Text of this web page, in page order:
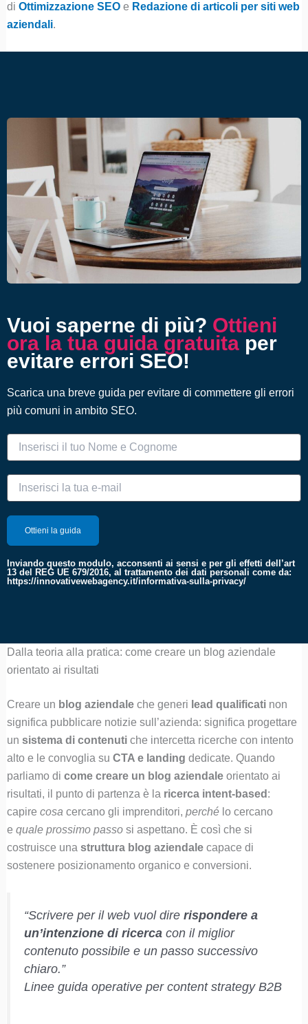
di Ottimizzazione SEOe Redazione di articoli per siti web
aziendali.
Vuoi saperne di più? Ottieni
ora la tua guida gratuita per
evitare errori SEO!
Scarica una breve guida per evitare di commettere gli errori
più comuni in ambito SEO.
Inviando questo modulo, acconsenti ai sensi e per gli effetti dell’art
13 del REG UE 679/2016, al trattamento dei dati personali come da:
https://innovativewebagency.it/informativa-sulla-privacy/
Dalla teoria alla pratica: come creare un blog aziendale
orientato ai risultati
Creare un blog aziendaleche generi lead qualificatinon
significa pubblicare notizie sull’azienda: significa progettare
un sistema di contenutiche intercetta ricerche con intento
alto e le convoglia su CTA e landing dedicate. Quando
parliamo di come creare un blog aziendaleorientato ai
risultati, il punto di partenza è la ricerca intent-based :
capire cosa cercano gli imprenditori, perchélo cercano
e quale prossimo passosi aspettano. È così che si
costruisce una struttura blog aziendalecapace di
sostenere posizionamento organico e conversioni.
“Scrivere per il web vuol dire rispondere a
un’intenzione di ricercacon il miglior
contenuto possibile e un passo successivo
chiaro.”
Linee guida operative per content strategy B2B